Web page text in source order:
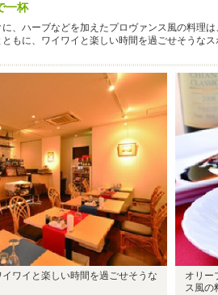
一杯
、ハーブなどを加えたプロヴァンス風の料理
もに、ワイワイと楽しい時間を過ごせそうな
ワイと楽しい時間を過ごせそうな
オリー
ス風の